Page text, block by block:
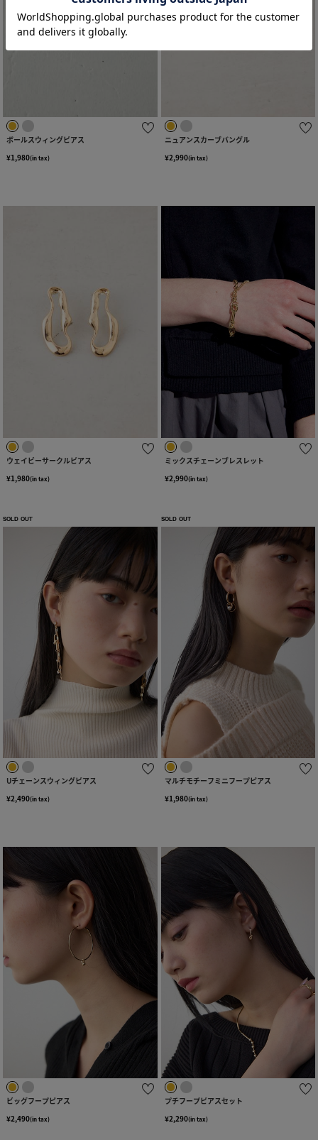
ボールスウィングピアス
¥1,980(in tax)
ニュアンスカーブバングル
¥2,990(in tax)
ウェイビーサークルピアス
¥1,980(in tax)
ミックスチェーンブレスレット
¥2,990(in tax)
SOLD OUT
Uチェーンスウィングピアス
¥2,490(in tax)
SOLD OUT
マルチモチーフミニフープピアス
¥1,980(in tax)
ビッグフープピアス
¥2,490(in tax)
プチフープピアスセット
¥2,290(in tax)